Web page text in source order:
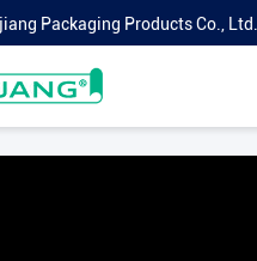
Packaging Products Co., Ltd.